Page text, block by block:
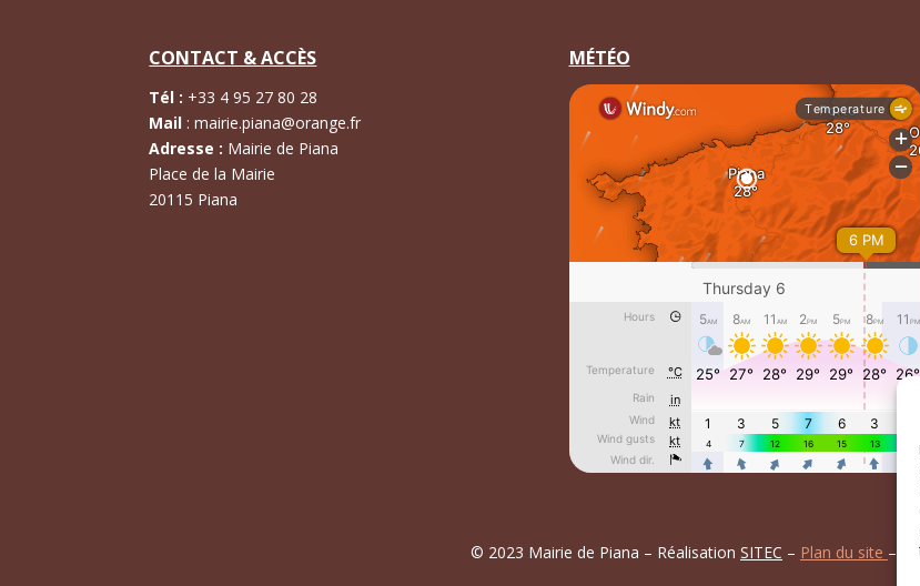
CONTACT & ACCÈS
Tél : +33 4 95 27 80 28
Mail :mairie.piana@orange.fr
Adresse : Mairie de Piana
Place de la Mairie
20115 Piana
MÉTÉO
© 2023 Mairie de Piana – Réalisation SITEC – Plan du site –